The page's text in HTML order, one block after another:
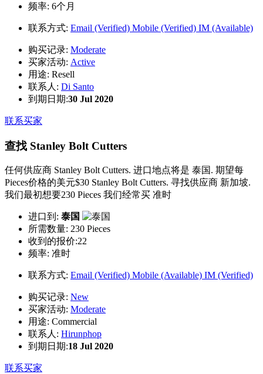
频率: 6个月
联系方式: Email (Verified) Mobile (Verified) IM (Available)
购买记录: Moderate
买家活动: Active
用途: Resell
联系人: Di Santo
到期日期:30 Jul 2020
联系买家
查找 Stanley Bolt Cutters
任何供应商 Stanley Bolt Cutters. 进口地点将是 泰国. 期望每
Pieces价格的美元$30 Stanley Bolt Cutters. 寻找供应商 新加坡.
我们最初想要230 Pieces 我们经常买 准时
进口到: 泰国
所需数量: 230 Pieces
收到的报价:22
频率: 准时
联系方式: Email (Verified) Mobile (Available) IM (Verified)
购买记录: New
买家活动: Moderate
用途: Commercial
联系人: Hirunphop
到期日期:18 Jul 2020
联系买家